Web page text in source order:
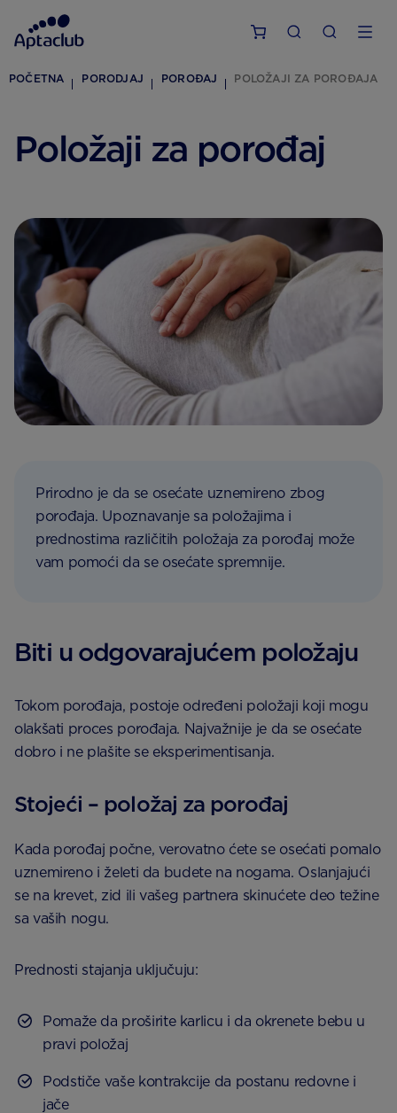
POČETNA PORODJAJ POROĐAJ POLOŽAJI ZA POROĐAJA
Položaji za porođaj
Prirodno je da se osećate uznemireno zbog
porođaja. Upoznavanje sa položajima i
prednostima različitih položaja za porođaj može
vam pomoći da se osećate spremnije.
Biti u odgovarajućem položaju
Tokom porođaja, postoje određeni položaji koji mogu
olakšati proces porođaja. Najvažnije je da se osećate
dobro i ne plašite se eksperimentisanja.
Stojeći – položaj za porođaj
Kada porođaj počne, verovatno ćete se osećati pomalo
uznemireno i želeti da budete na nogama. Oslanjajući
se na krevet, zid ili vašeg partnera skinućete deo težine
sa vaših nogu.
Prednosti stajanja uključuju:
Pomaže da proširite karlicu i da okrenete bebu u
pravi položaj
Podstiče vaše kontrakcije da postanu redovne i
jače